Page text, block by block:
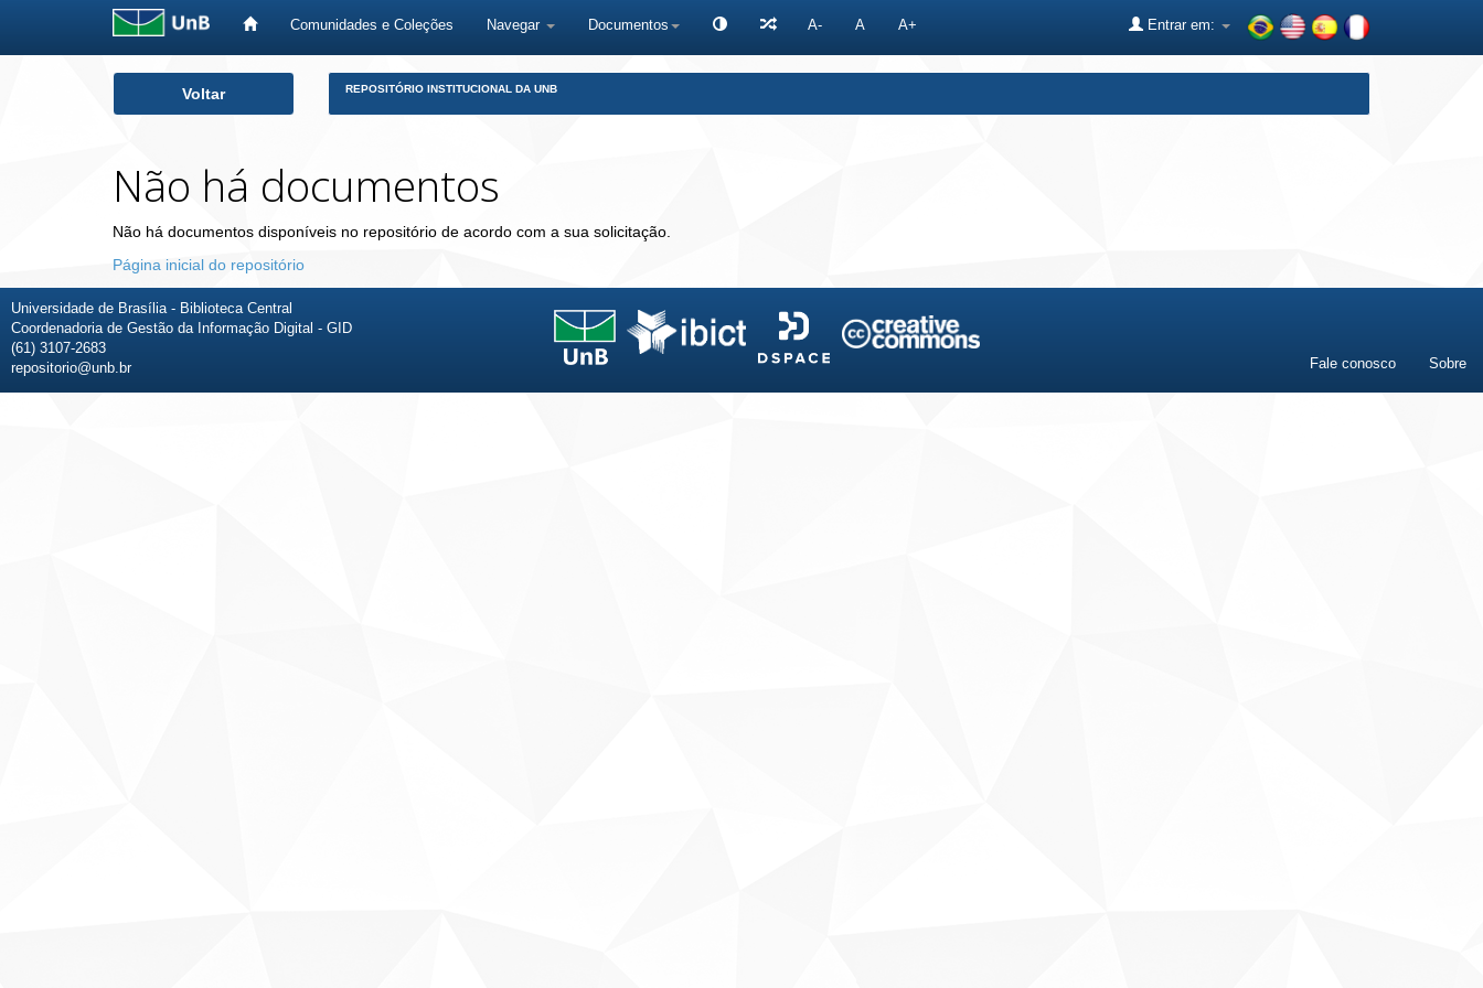
Comunidades e Coleções Navegar Documentos A- A A+ Entrar em:
Voltar REPOSITÓRIO INSTITUCIONAL DA UNB
Não há documentos
Não há documentos disponíveis no repositório de acordo com a sua solicitação.
Página inicial do repositório
Universidade de Brasília - Biblioteca Central
Coordenadoria de Gestão da Informação Digital - GID
(61) 3107-2683
repositorio@unb.br
Fale conosco Sobre